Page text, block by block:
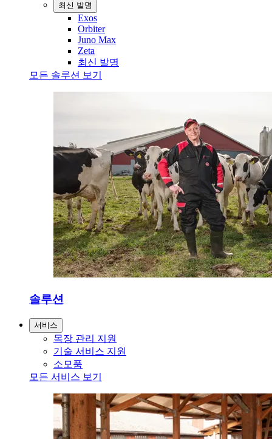
최신 발명
Exos
Orbiter
Juno Max
Zeta
최신 발명
모든 솔루션 보기
솔루션
서비스
목장 관리 지원
기술 서비스 지원
소모품
모든 서비스 보기